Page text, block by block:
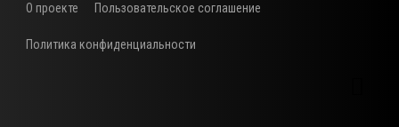
О проекте Пользовательское соглашение
Политика конфиденциальности